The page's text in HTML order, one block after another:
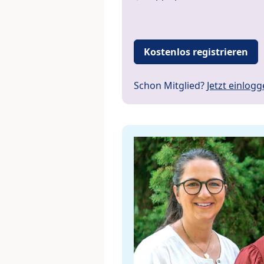
Kostenlos registrieren
Schon Mitglied? Jetzt